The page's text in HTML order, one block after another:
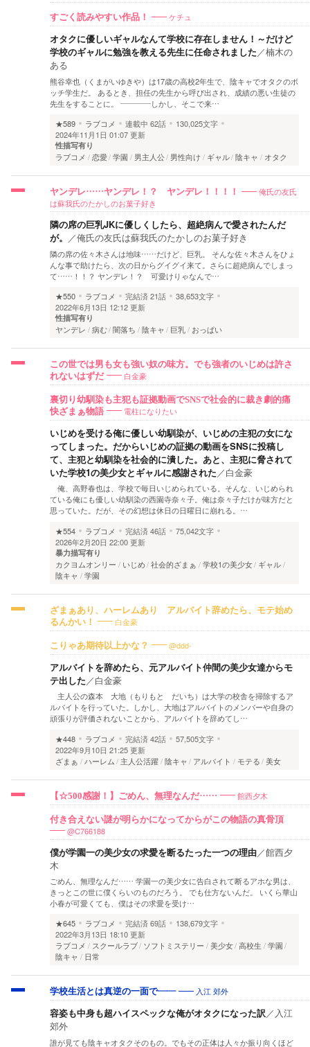
すごく読みやすい作品！ ケチュ
オタクに優しいギャルなんて学校に存在しません！～だけど
学校のギャルに勉強を教える先生に任命されました／楠木の
ある
熊谷幸也（くまがいゆきや）は17歳の高校2年生で、陰キャでオタクのボ
ッチ学生だ。 あるとき、担任の先生から呼び出され、成績の悪い生徒の
先生をすることに。 ――――しかし、そこで来…
★589
ラブコメ 連載中 62話
130,025文字
2024年11月1日 01:07 更新
性描写有り
ラブコメ 恋愛 学園 男主人公 男性向け ギャル 陰キャ オタク
ヤンデレ……ヤンデレ！？ ヤンデレ！！！！
俺氏の友氏
は蘇我氏のたかしのお菓子好き
隣の席の巨乳JKに優しくしたら、超絶病んで愛されたんだ
が。 ／俺氏の友氏は蘇我氏のたかしのお菓子好き
隣の席の佐々木さんは地味……だけど、巨乳。 そんな佐々木さんをひょ
んな事で助けたら、次の日からグイグイ来て。さらに超絶病んでしまっ
て……！！？ ヤンデレ！？ 可愛けりゃなんで…
★550
ラブコメ 完結済21話
38,653文字
2022年6月13日 12:12 更新
性描写有り
ヤンデレ 病む 闇落ち 陰キャ 巨乳 おっぱい
この世では男も女も強い奴の味方。でも強者のいじめは許さ
れないはずだ
白金豪
裏切り幼馴染も主犯も証拠動画でSNSで社会的に裁き劇的痛
快ざまぁ物語
電柱になりたい
いじめを受ける俺に優しい幼馴染が、いじめの主犯の女にな
ってしまった。だからいじめの証拠の動画をSNSに投稿し
て、主犯と幼馴染を社会的に潰した。あと、主犯に脅されて
いた学校1の美少女とギャルに感謝された／白金豪
俺、高野春也は、学校で毎日いじめられている。そんな、いじめられ
ている俺にも優しい幼馴染の西園寺奈々子。俺は奈々子だけが味方だと
思っていた。だが、その幻想は休日の日曜日に崩れる。…
★554
ラブコメ 完結済46話
75,042文字
2026年2月20日 22:00 更新
暴力描写有り
カクヨムオンリー いじめ 社会的ざまぁ 学校1の美少女 ギャル
陰キャ
学園
ざまぁあり、ハーレムあり アルバイト辞めたら、モテ始め
るんかい！
白金豪
こりゃあ期待以上かな？ @ddd-
アルバイトを辞めたら、元アルバイト仲間の美少女達からモ
テ出した ／白金豪
主人公の森本 大地（もりもと だいち）は大学の校舎を掃除するア
ルバイトを行っていた。しかし、大地はアルバイトのメンバーや自身の
頑張りが評価されないことから、アルバイトを辞めてし…
★448
ラブコメ 完結済42話
57,505文字
2022年9月10日 21:25 更新
ざまぁ
ハーレム 主人公活躍 陰キャ アルバイト モテる 美女
【☆500感謝！】ごめん、無理なんだ…… 館西夕木
付き合えない謎が明らかになってからがこの物語の真骨頂
@C766188
僕が学園一の美少女の求愛を断るたった一つの理由／館西夕
木
ごめん、無理なんだ…… 学園一の美少女に告白されて断るアホな男は、
きっとこの世に僕くらいのものだろう。 でも仕方ないんだ。 いくら華山
小春が可愛くても、僕はその求愛を受け…
★645
ラブコメ 完結済69話
138,679文字
2022年3月13日 18:10 更新
ラブコメ
スクールラブ ソフトミステリー 美少女 高校生
学園
陰キャ
日常
学校生活とは真逆の一面で―― 入江 郊外
容姿も中身も超ハイスペックな俺がオタクになった訳／ 入江
郊外
誰が見ても陰キャオタクそのもの。でもその正体は人々か振り向くほど